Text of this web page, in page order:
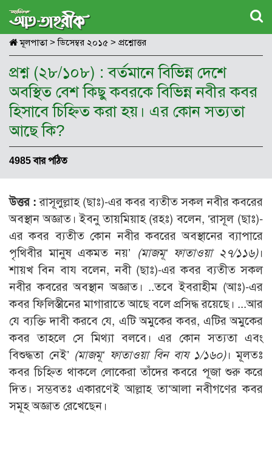
মূলপাতা> ডিসেম্বর ২০১৫ > প্রশ্নোত্তর
প্রশ্ন (২৮/১০৮) : বর্তমানে বিভিন্ন দেশে
অবস্থিত বেশ কিছু কবরকে বিভিন্ন নবীর কবর
হিসাবে চিহ্নিত করা হয়। এর কোন সত্যতা
আছে কি?
4985 বার পঠিত
উত্তর : রাসূলুল্লাহ (ছাঃ)-এর কবর ব্যতীত সকল নবীর কবরের
অবস্থান অজ্ঞাত। ইবনু তায়মিয়াহ (রহঃ) বলেন, ‘রাসূল (ছাঃ)-
এর কবর ব্যতীত কোন নবীর কবরের অবস্থানের ব্যাপারে
পৃথিবীর মানুষ একমত নয়’
(মাজমূ‘ ফাতাওয়া ২৭/১১৬)।
শায়খ বিন বায বলেন, নবী (ছাঃ)-এর কবর ব্যতীত সকল
নবীর কবরের অবস্থান অজ্ঞাত। ..তবে ইবরাহীম (আঃ)-এর
কবর ফিলিস্তীনের মাগারাতে আছে বলে প্রসিদ্ধ রয়েছে। ...আর
যে ব্যক্তি দাবী করবে যে, এটি অমুকের কবর, এটির অমুকের
কবর তাহলে সে মিথ্যা বলবে। এর কোন সত্যতা এবং
বিশুদ্ধতা নেই’ (মাজমূ‘ ফাতাওয়া বিন বায ১/১৬০)। মূলতঃ
কবর চিহ্নিত থাকলে লোকেরা তাঁদের কবরে পূজা শুরু করে
দিত। সম্ভবতঃ একারণেই আল্লাহ তা‘আলা নবীগণের কবর
সমূহ অজ্ঞাত রেখেছেন।